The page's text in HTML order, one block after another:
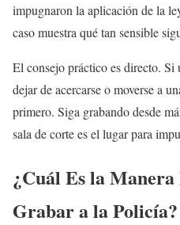
impugnaron la aplicación de la
caso muestra qué tan sensible
El consejo práctico es directo.
dejar de acercarse o moverse a
primero. Siga grabando desde
sala de corte es el lugar para
¿Cuál Es la Manera
Grabar a la Policía?